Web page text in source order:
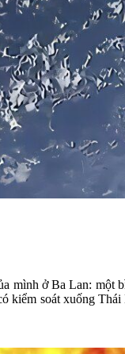
mình ở Ba Lan:
kiểm soát xuống